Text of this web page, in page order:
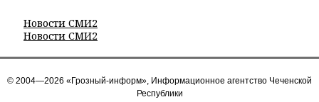
Новости СМИ2
Новости СМИ2
© 2004—2026 «Грозный-информ», Информационное агентство Чеченской
Республики